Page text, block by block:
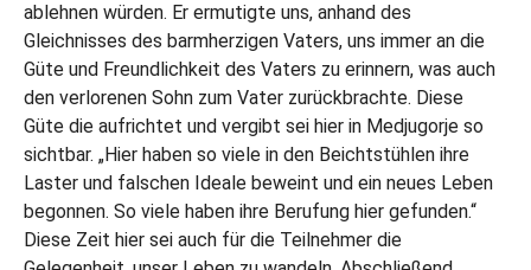
ablehnen würden. Er ermutigte uns, anhand des
Gleichnisses des barmherzigen Vaters, uns immer an die
Güte und Freundlichkeit des Vaters zu erinnern, was auch
den verlorenen Sohn zum Vater zurückbrachte. Diese
Güte die aufrichtet und vergibt sei hier in Medjugorje so
sichtbar. „Hier haben so viele in den Beichtstühlen ihre
Laster und falschen Ideale beweint und ein neues Leben
begonnen. So viele haben ihre Berufung hier gefunden.“
Diese Zeit hier sei auch für die Teilnehmer die